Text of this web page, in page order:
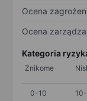
Ocena
Ocena
Kategoria
Znikome
0-10